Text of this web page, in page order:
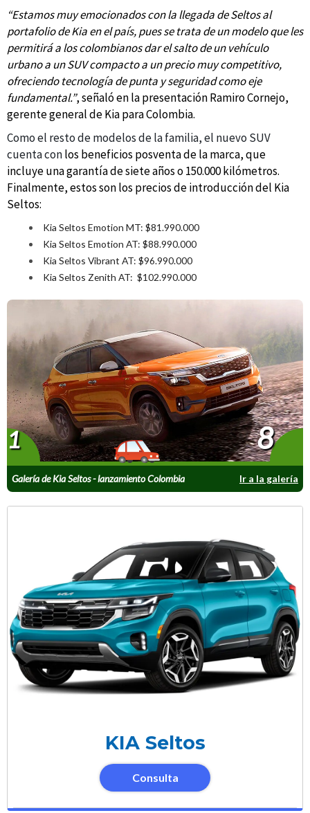
“Estamos muy emocionados con la llegada de Seltos al
portafolio de Kia en el país, pues se trata de un modelo que les
permitirá a los colombianos dar el salto de un vehículo
urbano a un SUV compacto a un precio muy competitivo,
ofreciendo tecnología de punta y seguridad como eje
fundamental.”, señaló en la presentación Ramiro Cornejo,
gerente general de Kia para Colombia.
Como el resto de modelos de la familia, el nuevo SUV
cuenta conlos beneficios posventa de la marca, que
incluye una garantía de siete años o 150.000 kilómetros.
Finalmente, estos son los precios de introducción del Kia
Seltos:
Kia Seltos Emotion MT: $81.990.000
Kia Seltos Emotion AT: $88.990.000
Kia Seltos Vibrant AT: $96.990.000
Kia Seltos Zenith AT: $102.990.000
Galería de Kia Seltos - lanzamiento Colombia Ir a la galería
1 8
KIA Seltos
Consulta